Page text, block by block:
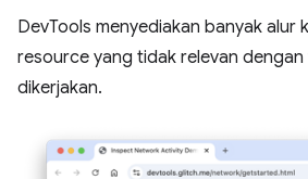
DevTools menyediakan banyak alur
resource yang tidak relevan
dikerjakan.